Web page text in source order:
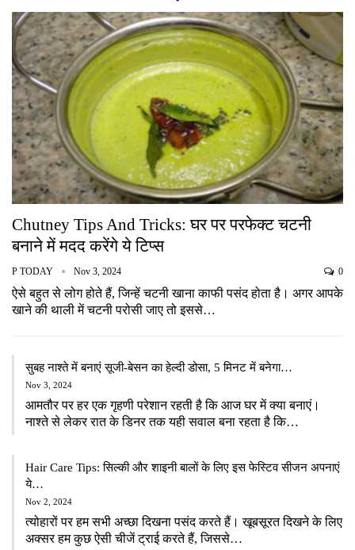
Chutney Tips And Tricks: घर पर परफेक्ट चटनी
बनाने में मदद करेंगे ये टिप्स
P TODAY Nov 3, 2024 0
ऐसे बहुत से लोग होते हैं, जिन्हें चटनी खाना काफी पसंद होता है। अगर आपके
खाने की थाली में चटनी परोसी जाए तो इससे…
सुबह नाश्ते में बनाएं सूजी-बेसन का हेल्दी डोसा, 5 मिनट में बनेगा…
Nov 3, 2024
आमतौर पर हर एक गृहणी परेशान रहती है कि आज घर में क्या बनाएं।
नाश्ते से लेकर रात के डिनर तक यही सवाल बना रहता है कि…
Hair Care Tips: सिल्की और शाइनी बालों के लिए इस फेस्टिव सीजन अपनाएं
ये…
Nov 2, 2024
त्योहारों पर हम सभी अच्छा दिखना पसंद करते हैं। खूबसूरत दिखने के लिए
अक्सर हम कुछ ऐसी चीजें ट्राई करते हैं, जिससे…